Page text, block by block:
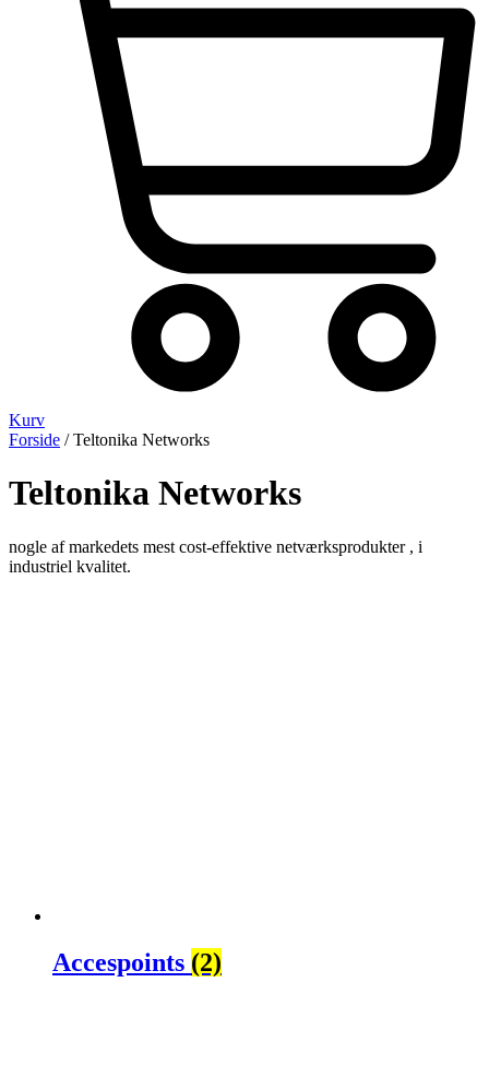
Kurv
Forside / Teltonika Networks
Teltonika Networks
nogle af markedets mest cost-effektive netværksprodukter , i
industriel kvalitet.
Accespoints (2)